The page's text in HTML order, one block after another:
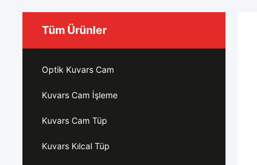
Tüm Ürünler
Optik Kuvars Cam
Kuvars Cam İşleme
Kuvars Cam Tüp
Kuvars Kılcal Tüp